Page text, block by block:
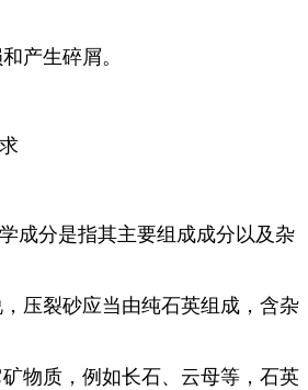
产生碎屑。
成分是指其主要组成成分以及杂
压裂砂应当由纯石英组成，含杂
物质，例如长石、云母等，石英